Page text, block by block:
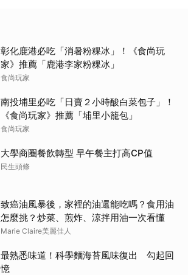
彰化鹿港必吃「消暑粉粿冰」！《食尚玩
家》推薦「鹿港李家粉粿冰」
食尚玩家
南投埔里必吃「日賣２小時酸白菜包子」！
《食尚玩家》推薦「埔里小籠包」
食尚玩家
大學商圈餐飲轉型 早午餐主打高CP值
民生頭條
致癌油風暴後，家裡的油還能吃嗎？食用油
怎麼挑？炒菜、煎炸、涼拌用油一次看懂
Marie Claire美麗佳人
最熟悉味道！科學麵海苔風味復出 勾起回
憶